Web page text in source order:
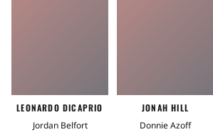
LEONARDO DICAPRIO
Jordan Belfort
JONAH HILL
Donnie Azoff